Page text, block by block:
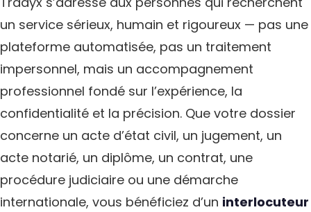
un service sérieux, humain et rigoureux — pas une
plateforme automatisée, pas un traitement
impersonnel, mais un accompagnement
professionnel fondé sur l’expérience, la
confidentialité et la précision. Que votre dossier
concerne un acte d’état civil, un jugement, un
acte notarié, un diplôme, un contrat, une
procédure judiciaire ou une démarche
internationale, vous bénéficiez d’un interlocuteur